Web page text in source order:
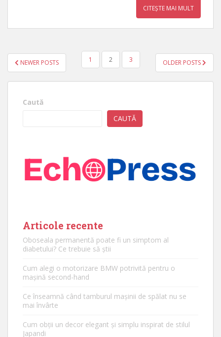
CITEȘTE MAI MULT
PAGINAȚIE
ARTICOLE
NEWER POSTS 1 2 3 OLDER POSTS
Caută
CAUTĂ
Articole recente
Oboseala permanentă poate fi un simptom al
diabetului? Ce trebuie să știi
Cum alegi o motorizare BMW potrivită pentru o
mașină second-hand
Ce înseamnă când tamburul mașinii de spălat nu se
mai învârte
Cum obții un decor elegant și simplu inspirat de stilul
Japandi